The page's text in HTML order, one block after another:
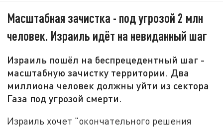
Масштабная зачистка - под угрозой 2 млн
человек. Израиль идёт на невиданный шаг
Израиль пошёл на беспрецедентный шаг -
масштабную зачистку территории. Два
миллиона человек должны уйти из сектора
Газа под угрозой смерти.
Израиль хочет "окончательного решения